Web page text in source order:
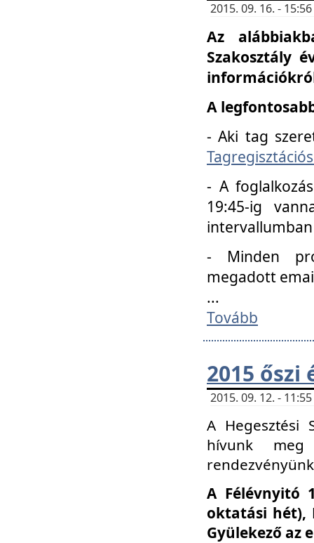
2015. 09. 16. -
Az
Szakosztály
A
- Aki tag
- A
19:45-ig
- Minden
megadott
...
Tovább
2015
2015. 09. 12. -
A Hegesztési
hívunk
A Félévnyitó
oktatási hét),
Gyülekező az